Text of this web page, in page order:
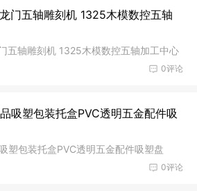
门五轴雕刻机 1325木模数控五轴
五轴雕刻机 1325木模数控五轴加工中心
0评论
吸塑包装托盒PVC透明五金配件吸
塑包装托盒PVC透明五金配件吸塑盘
0评论